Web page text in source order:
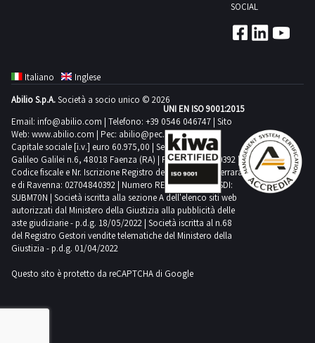
venduti
a
e
non
a
misura,
si
consiglia
ispezione
sul
posto.NOTE
metallo
con
2
cassetti,
piano
in
legno
(rif.
4);-
Otto
in
SOCIAL
Italiano
Inglese
Abilio S.p.A.Società a socio unico © 2026
Email: info@abilio.com | Telefono: +39 0546 046747 | Sito
Web: www.abilio.com | Pec: abilio@pec.illimity.com
Capitale sociale [i.v.] euro 60.975,00 | Sede legale in Via
Galileo Galilei n.6, 48018 Faenza (RA) | P.IVA: 02704840392 |
Codice fiscale e Nr. Iscrizione Registro delle Imprese di Ferrara
e di Ravenna: 02704840392 | Numero REA RA 224830 | SDI:
SUBM70N | Società iscritta alla sezione A dell'elenco siti web
autorizzati dal Ministero della Giustizia alla pubblicità delle
aste giudiziarie - p.d.g. 18/05/2022 | Società iscritta al n.68
del Registro Gestori vendite telematiche del Ministero della
Giustizia - p.d.g. 01/04/2022
Questo sito è protetto da reCAPTCHA di Google
UNI EN ISO 9001:2015